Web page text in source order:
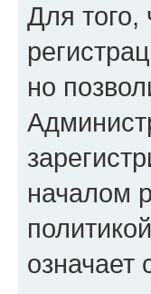
Для
но
началом
означает